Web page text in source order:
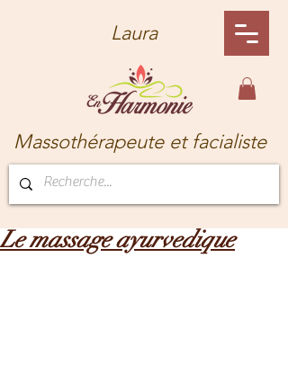
Laura
Massothérapeute et facialiste
Le massage ayurvedique